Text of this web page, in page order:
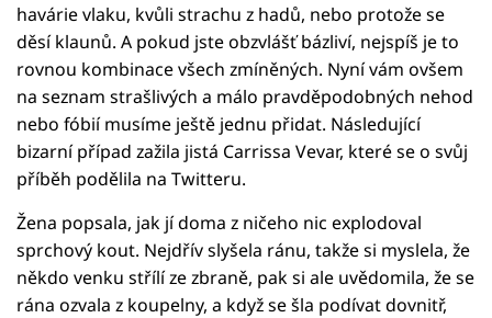
havárie vlaku, kvůli strachu z hadů, nebo protože se
děsí klaunů. A pokud jste obzvlášť bázliví, nejspíš je to
rovnou kombinace všech zmíněných. Nyní vám ovšem
na seznam strašlivých a málo pravděpodobných nehod
nebo fóbií musíme ještě jednu přidat. Následující
bizarní případ zažila jistá Carrissa Vevar, které se o svůj
příběh podělila na Twitteru.
Žena popsala, jak jí doma z ničeho nic explodoval
sprchový kout. Nejdřív slyšela ránu, takže si myslela, že
někdo venku střílí ze zbraně, pak si ale uvědomila, že se
rána ozvala z koupelny, a když se šla podívat dovnitř,